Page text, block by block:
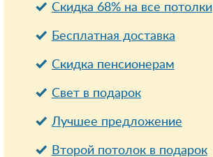
Скидка 68% на все потолки
Бесплатная доставка
Cкидка пенсионерам
Свет в подарок
Лучшее предложение
Второй потолок в подарок